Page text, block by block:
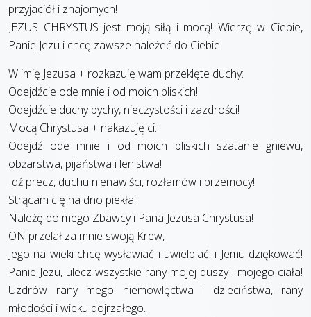
przyjaciół i znajomych!
JEZUS CHRYSTUS jest moją siłą i mocą! Wierzę w Ciebie,
Panie Jezu i chcę zawsze należeć do Ciebie!
W imię Jezusa + rozkazuję wam przeklęte duchy:
Odejdźcie ode mnie i od moich bliskich!
Odejdźcie duchy pychy, nieczystości i zazdrości!
Mocą Chrystusa + nakazuję ci:
Odejdź ode mnie i od moich bliskich szatanie gniewu,
obżarstwa, pijaństwa i lenistwa!
Idź precz, duchu nienawiści, rozłamów i przemocy!
Strącam cię na dno piekła!
Należę do mego Zbawcy i Pana Jezusa Chrystusa!
ON przelał za mnie swoją Krew,
Jego na wieki chcę wysławiać i uwielbiać, i Jemu dziękować!
Panie Jezu, ulecz wszystkie rany mojej duszy i mojego ciała!
Uzdrów rany mego niemowlęctwa i dzieciństwa, rany
młodości i wieku dojrzałego.